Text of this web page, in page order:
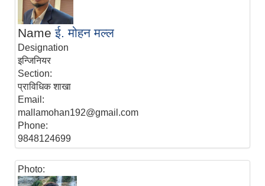
Name ई. मोहन मल्ल
Designation
इन्जिनियर
Section:
प्राविधिक शाखा
Email:
mallamohan192@gmail.com
Phone:
9848124699
Photo: